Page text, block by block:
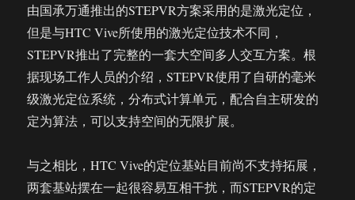
由国承万通推出的STEPVR方案采用的是激光定位，
但是与HTC Vive所使用的激光定位技术不同，
STEPVR推出了完整的一套大空间多人交互方案。根
据现场工作人员的介绍，STEPVR使用了自研的毫米
级激光定位系统，分布式计算单元，配合自主研发的
定为算法，可以支持空间的无限扩展。
与之相比，HTC Vive的定位基站目前尚不支持拓展，
两套基站摆在一起很容易互相干扰，而STEPVR的定